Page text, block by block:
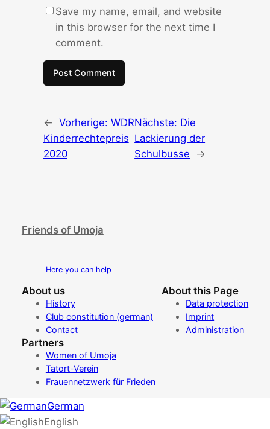
Save my name, email, and website
in this browser for the next time I
comment.
← Vorherige: WDR
Kinderrechtepreis
2020
Nächste: Die
Lackierung der
Schulbusse
→
Friends of Umoja
Here you can help
About us
History
Club constitution (german)
Contact
About this Page
Data protection
Imprint
Administration
Partners
Women of Umoja
Tatort-Verein
Frauennetzwerk für Frieden
German
English